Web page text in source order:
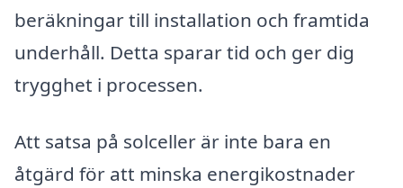
beräkningar till installation och framtida
underhåll. Detta sparar tid och ger dig
trygghet i processen.
Att satsa på solceller är inte bara en
åtgärd för att minska energikostnader